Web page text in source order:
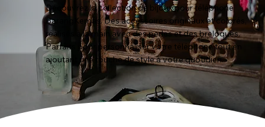
Découvrez la collection de bijoux pour téléphone
BarangKemas. Des accessoires originaux et colorés,
réalisés à la main avec des perles et des breloques.
Parfaits pour personnaliser votre téléphone tout en
ajoutant une touche de style à votre quotidien.